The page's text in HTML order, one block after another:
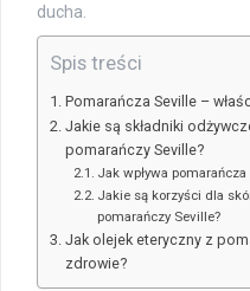
ducha.
Spis treści
Pomarańcza Seville –
Jakie są składniki
pomarańczy Seville?
Jak wpływa
Jakie są korzyści dla
pomarańczy Seville?
Jak olejek eteryczny z
zdrowie?